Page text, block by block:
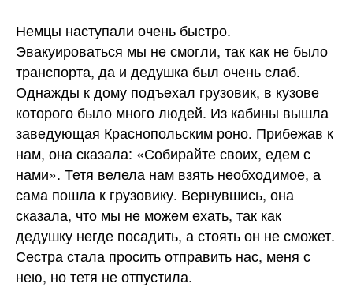
Немцы наступали очень быстро.
Эвакуироваться мы не смогли, так как не было
транспорта, да и дедушка был очень слаб.
Однажды к дому подъехал грузовик, в кузове
которого было много людей. Из кабины вышла
заведующая Краснопольским роно. Прибежав к
нам, она сказала: «Собирайте своих, едем с
нами». Тетя велела нам взять необходимое, а
сама пошла к грузовику. Вернувшись, она
сказала, что мы не можем ехать, так как
дедушку негде посадить, а стоять он не сможет.
Сестра стала просить отправить нас, меня с
нею, но тетя не отпустила.